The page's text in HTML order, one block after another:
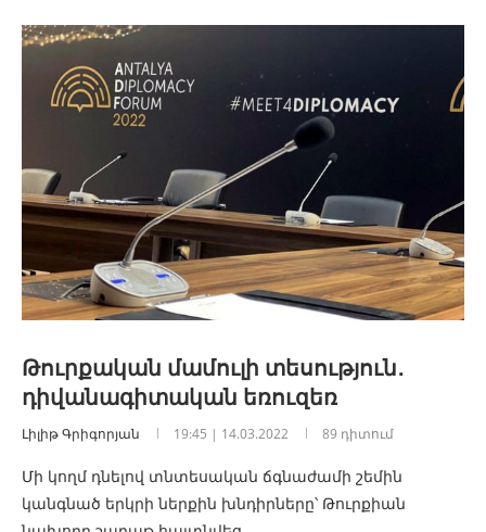
Թուրքական մամուլի տեսություն․
դիվանագիտական եռուզեռ
Լիլիթ Գրիգորյան 19:45 | 14.03.2022 89 դիտում
Մի կողմ դնելով տնտեսական ճգնաժամի շեմին
կանգնած երկրի ներքին խնդիրները՝ Թուրքիան